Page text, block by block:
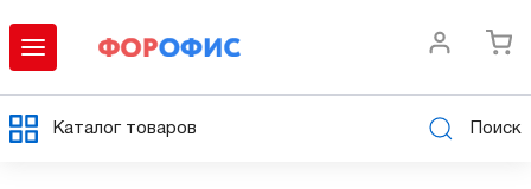
Каталог товаров Поиск